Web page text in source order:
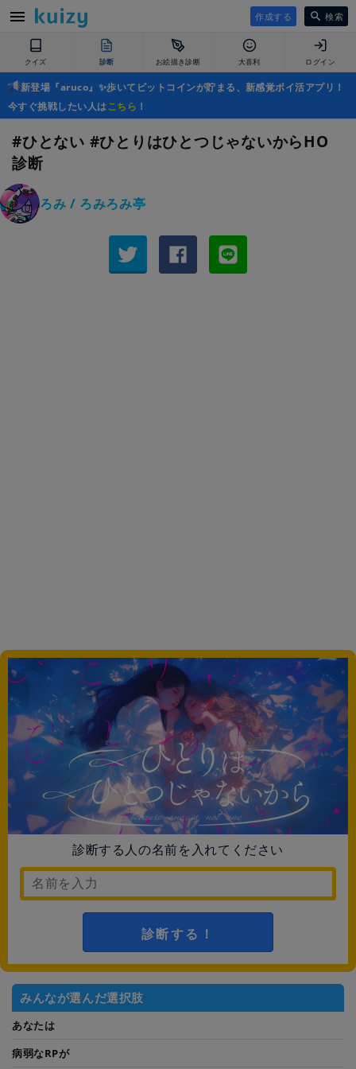
作成する 検索
クイズ 診断 お絵描き診断 大喜利 ログイン
新登場『aruco』✨歩いてビットコインが貯まる、新感覚ポイ活アプリ！
今すぐ挑戦したい人はこちら ！
#ひとない #ひとりはひとつじゃないからHO
診断
ろみ / ろみろみ亭
診断する人の名前を入れてください
診断する！
みんなが選んだ選択肢
あなたは
病弱なRPが